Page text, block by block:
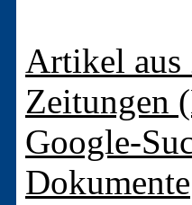
Artikel aus
Zeitungen
Google-
Dokumente